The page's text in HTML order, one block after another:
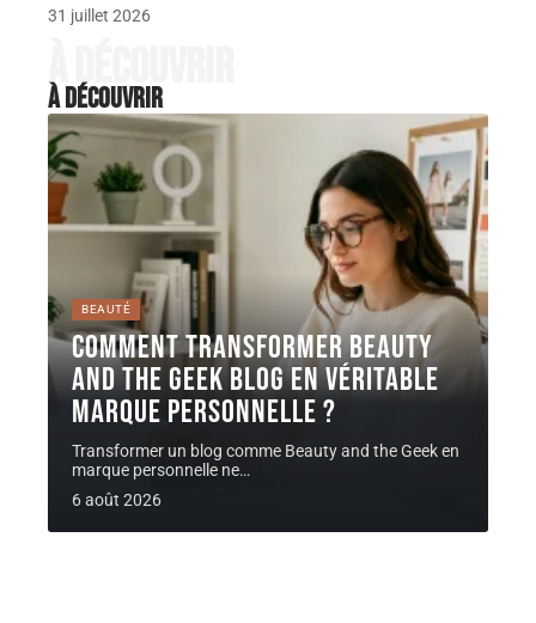
31 juillet 2026
À découvrir
À découvrir
BEAUTÉ
Comment transformer Beauty
and the Geek Blog en véritable
marque personnelle ?
Transformer un blog comme Beauty and the Geek en
marque personnelle ne…
6 août 2026